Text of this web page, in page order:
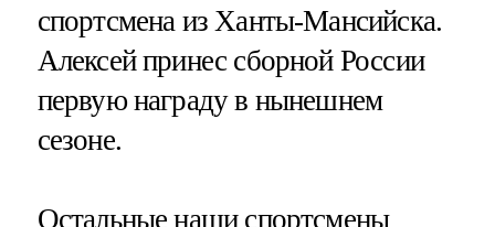
спортсмена из Ханты-Мансийска.
Алексей принес сборной России
первую награду в нынешнем
сезоне.
Остальные наши спортсмены